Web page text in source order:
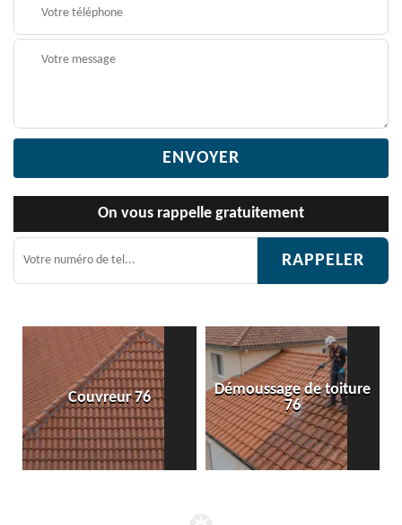
On vous rappelle gratuitement
76
Démoussage de toiture
76
Etanchéité